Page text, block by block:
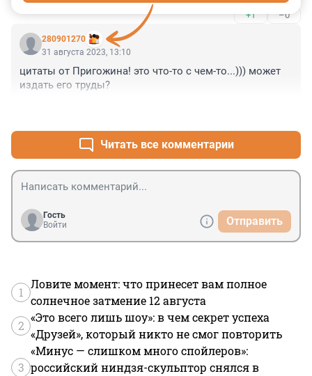
+1 –0
280901270
31 августа 2023, 13:10
цитаты от Пригожина! это что-то с чем-то...))) может
издать его труды?
Читать все комментарии
Гость
Войти
Отправить
1
Ловите момент: что принесет вам полное
солнечное затмение 12 августа
2
«Это всего лишь шоу»: в чем секрет успеха
«Друзей», который никто не смог повторить
3
«Минус — слишком много спойлеров»:
российский ниндзя-скульптор снялся в